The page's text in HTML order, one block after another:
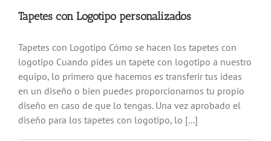
Tapetes con Logotipo personalizados
Tapetes con Logotipo Cómo se hacen los tapetes con
logotipo Cuando pides un tapete con logotipo a nuestro
equipo, lo primero que hacemos es transferir tus ideas
en un diseño o bien puedes proporcionarnos tu propio
diseño en caso de que lo tengas. Una vez aprobado el
diseño para los tapetes con logotipo, lo [...]